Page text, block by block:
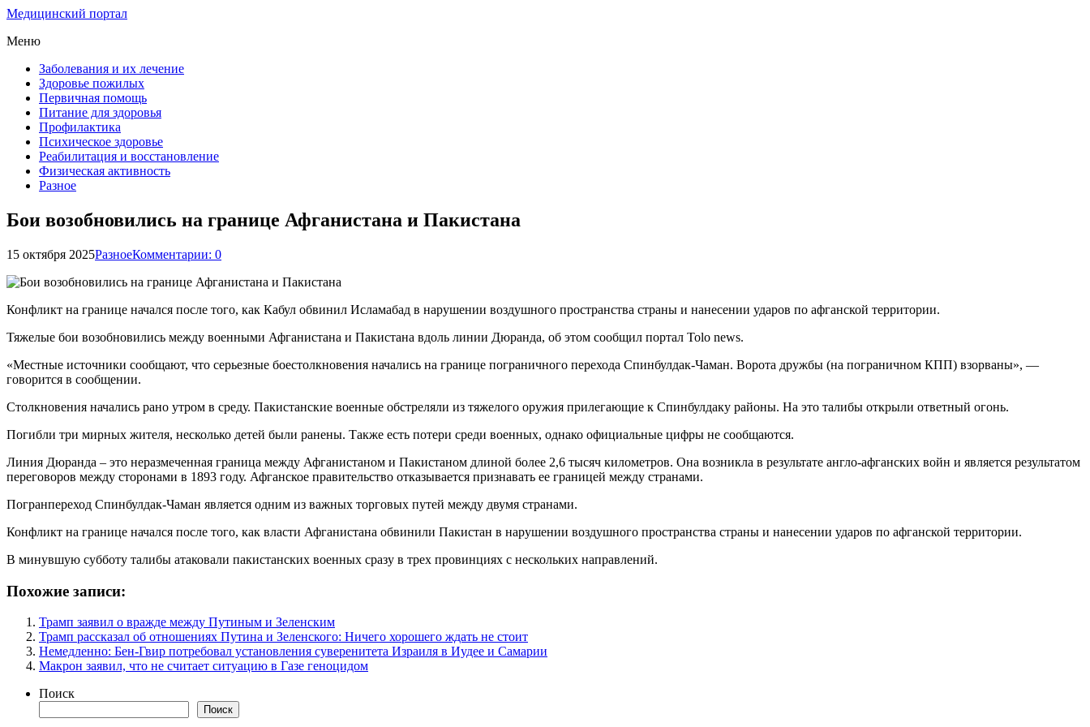
Медицинский портал
Меню
Заболевания и их лечение
Здоровье пожилых
Первичная помощь
Питание для здоровья
Профилактика
Психическое здоровье
Реабилитация и восстановление
Физическая активность
Разное
Бои возобновились на границе Афганистана и Пакистана
15 октября 2025РазноеКомментарии: 0
Конфликт на границе начался после того, как Кабул обвинил Исламабад в нарушении воздушного пространства страны и нанесении ударов по афганской территории.
Тяжелые бои возобновились между военными Афганистана и Пакистана вдоль линии Дюранда, об этом сообщил портал Tolo news.
«Местные источники сообщают, что серьезные боестолкновения начались на границе пограничного перехода Спинбулдак-Чаман. Ворота дружбы (на пограничном КПП) взорваны», —
говорится в сообщении.
Столкновения начались рано утром в среду. Пакистанские военные обстреляли из тяжелого оружия прилегающие к Спинбулдаку районы. На это талибы открыли ответный огонь.
Погибли три мирных жителя, несколько детей были ранены. Также есть потери среди военных, однако официальные цифры не сообщаются.
Линия Дюранда – это неразмеченная граница между Афганистаном и Пакистаном длиной более 2,6 тысяч километров. Она возникла в результате англо-афганских войн и является результатом
переговоров между сторонами в 1893 году. Афганское правительство отказывается признавать ее границей между странами.
Погранпереход Спинбулдак-Чаман является одним из важных торговых путей между двумя странами.
Конфликт на границе начался после того, как власти Афганистана обвинили Пакистан в нарушении воздушного пространства страны и нанесении ударов по афганской территории.
В минувшую субботу талибы атаковали пакистанских военных сразу в трех провинциях с нескольких направлений.
Похожие записи:
Трамп заявил о вражде между Путиным и Зеленским
Трамп рассказал об отношениях Путина и Зеленского: Ничего хорошего ждать не стоит
Немедленно: Бен-Гвир потребовал установления суверенитета Израиля в Иудее и Самарии
Макрон заявил, что не считает ситуацию в Газе геноцидом
Поиск
Поиск